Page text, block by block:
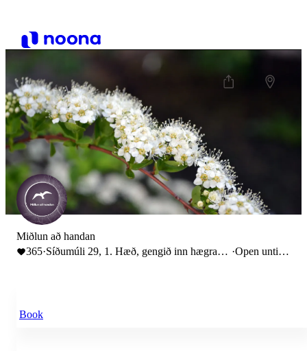
Miðlun að handan
365·Síðumúli 29, 1. Hæð, gengið inn hægra
·Open until
Book